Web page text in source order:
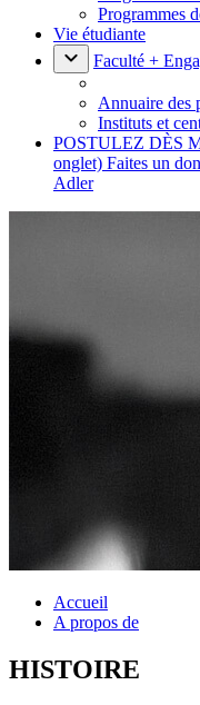
Programmes
Vie étudiante
Faculté +
Annuaire des
Instituts et
POSTULEZ DÈS
onglet) Faites un don
Adler
Accueil
A propos de
HISTOIRE